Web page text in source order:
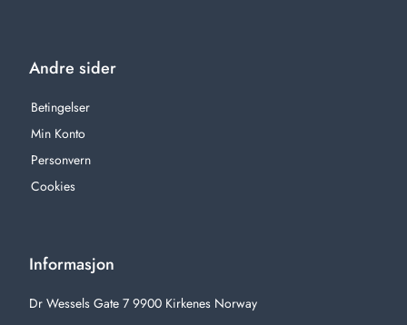
Andre sider
Betingelser
Min Konto
Personvern
Cookies
Informasjon
Dr Wessels Gate 7 9900 Kirkenes Norway